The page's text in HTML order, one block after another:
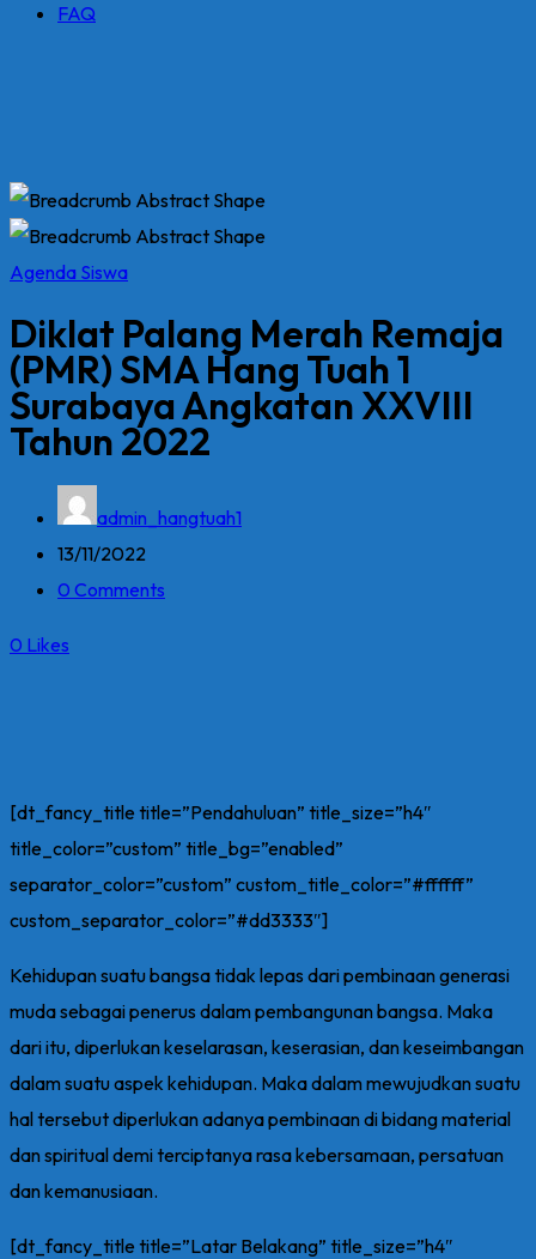
FAQ
Agenda Siswa
Diklat Palang Merah Remaja
(PMR) SMA Hang Tuah 1
Surabaya Angkatan XXVIII
Tahun 2022
admin_hangtuah1
13/11/2022
0 Comments
0 Likes
[dt_fancy_title title=”Pendahuluan” title_size=”h4″
title_color=”custom” title_bg=”enabled”
separator_color=”custom” custom_title_color=”#ffffff”
custom_separator_color=”#dd3333″]
Kehidupan suatu bangsa tidak lepas dari pembinaan generasi
muda sebagai penerus dalam pembangunan bangsa. Maka
dari itu, diperlukan keselarasan, keserasian, dan keseimbangan
dalam suatu aspek kehidupan. Maka dalam mewujudkan suatu
hal tersebut diperlukan adanya pembinaan di bidang material
dan spiritual demi terciptanya rasa kebersamaan, persatuan
dan kemanusiaan.
[dt_fancy_title title=”Latar Belakang” title_size=”h4″